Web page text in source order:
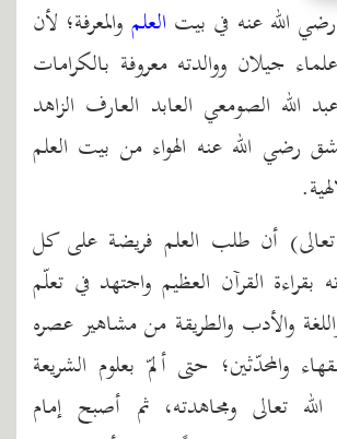
الله عنه في بيت العلموالمعرفة؛ لأن
جيلان ووالدته معروفة بالكرامات
الله الصومعي العابد العارف الزاهد
رضي الله عنه الهواء من بيت العلم
تعالى) أن طلب العلم فريضة على كل
القرآن العظيم واجتهد في تعلّم
والأدب والطريقة من مشاهير عصره
والمحدّثين؛ حتى ألمّ بعلوم الشريعة
تعالى ومجاهدته، ثم أصبح إمام